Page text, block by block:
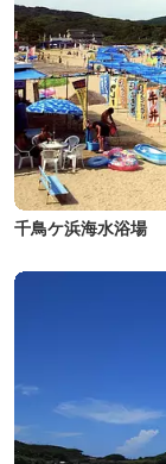
千鳥ケ浜海水浴場